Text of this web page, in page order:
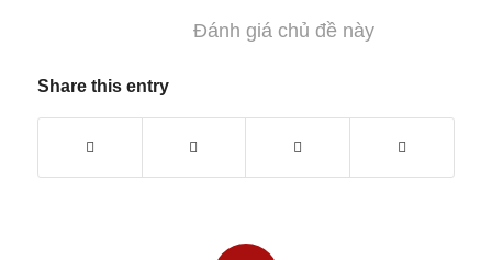
Đánh giá chủ đề này
Share this entry